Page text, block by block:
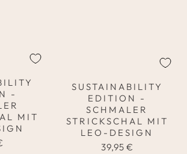
-
MIT
SUSTAINABILITY
EDITION -
SCHMALER
STRICKSCHAL MIT
LEO-DESIGN
39,95 €